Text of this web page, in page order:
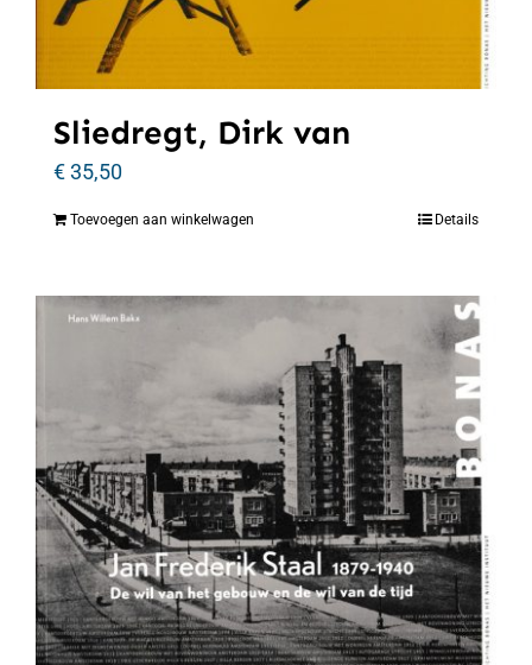
Sliedregt, Dirk van
€35,50
Toevoegen aan winkelwagen Details